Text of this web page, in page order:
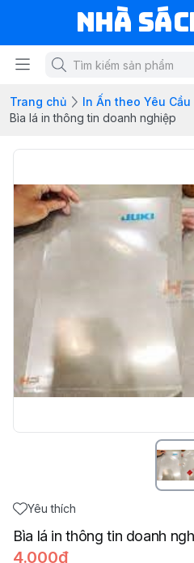
NHÀ
Trang chủ
In Ấn theo Yêu Cầu
Bìa lá in thông tin doanh nghiệp
Yêu thích
Bìa lá in thông tin doanh
4.000đ